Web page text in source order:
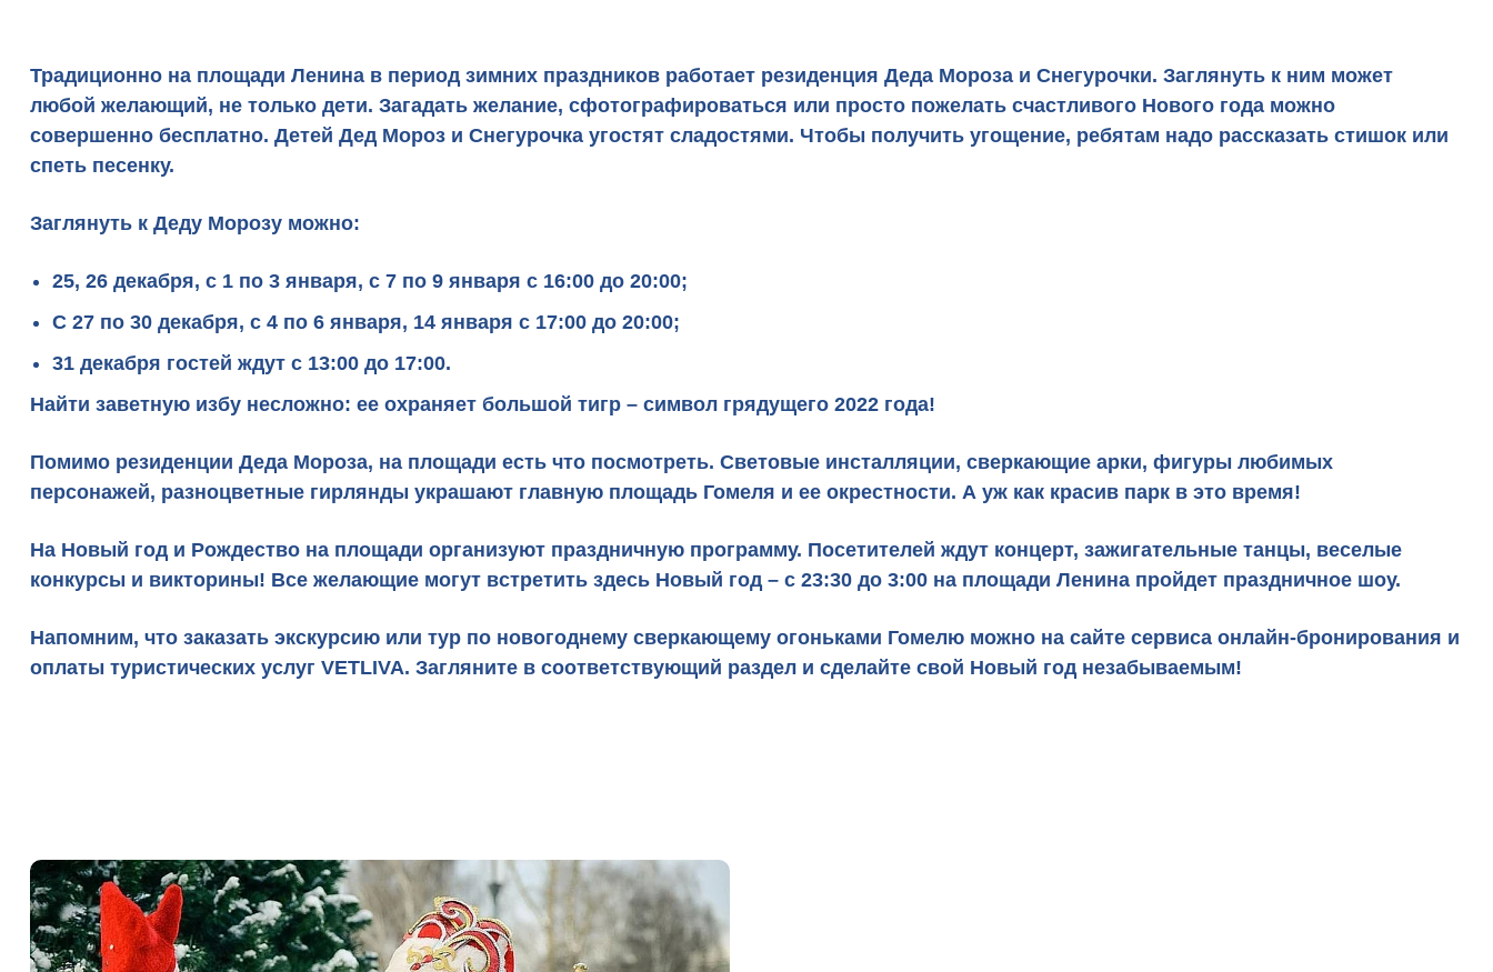
Традиционно на площади Ленина в период зимних праздников работает резиденция Деда Мороза и Снегурочки. Заглянуть к ним может
любой желающий, не только дети. Загадать желание, сфотографироваться или просто пожелать счастливого Нового года можно
совершенно бесплатно. Детей Дед Мороз и Снегурочка угостят сладостями. Чтобы получить угощение, ребятам надо рассказать стишок или
спеть песенку.
Заглянуть к Деду Морозу можно:
25, 26 декабря, с 1 по 3 января, с 7 по 9 января с 16:00 до 20:00;
С 27 по 30 декабря, с 4 по 6 января, 14 января с 17:00 до 20:00;
31 декабря гостей ждут с 13:00 до 17:00.
Найти заветную избу несложно: ее охраняет большой тигр – символ грядущего 2022 года!
Помимо резиденции Деда Мороза, на площади есть что посмотреть. Световые инсталляции, сверкающие арки, фигуры любимых
персонажей, разноцветные гирлянды украшают главную площадь Гомеля и ее окрестности. А уж как красив парк в это время!
На Новый год и Рождество на площади организуют праздничную программу. Посетителей ждут концерт, зажигательные танцы, веселые
конкурсы и викторины! Все желающие могут встретить здесь Новый год – с 23:30 до 3:00 на площади Ленина пройдет праздничное шоу.
Напомним, что заказать экскурсию или тур по новогоднему сверкающему огоньками Гомелю можно на сайте сервиса онлайн-бронирования и
оплаты туристических услуг VETLIVA. Загляните в соответствующий раздел и сделайте свой Новый год незабываемым!